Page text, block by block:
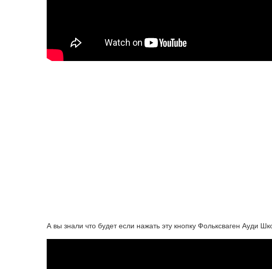
А вы знали что будет если нажать эту кнопку Фольксваген Ауди